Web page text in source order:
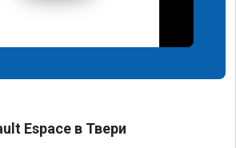
Espace в Твери